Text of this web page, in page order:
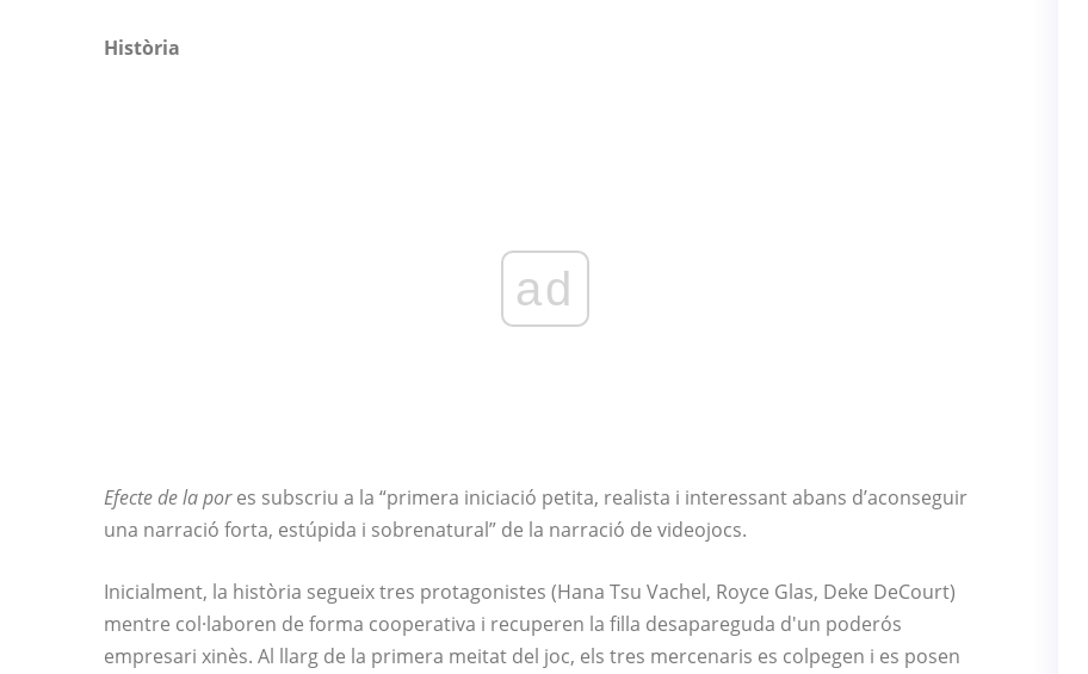
Història
ad
Efecte de la pores subscriu a la “primera iniciació petita, realista i interessant abans d’aconseguir
una narració forta, estúpida i sobrenatural” de la narració de videojocs.
Inicialment, la història segueix tres protagonistes (Hana Tsu Vachel, Royce Glas, Deke DeCourt)
mentre col·laboren de forma cooperativa i recuperen la filla desapareguda d'un poderós
empresari xinès. Al llarg de la primera meitat del joc, els tres mercenaris es colpegen i es posen